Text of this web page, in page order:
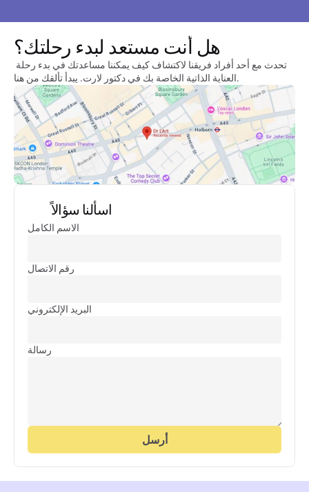
هل أنت مستعد لبدء رحلتك؟
العناية الذاتية الخاصة بك في دكتور لارت. يبدأ تألقك من هنا.
اسألنا سؤالاً
الاسم الكامل
رقم الاتصال
البريد الإلكتروني
رسالة
أرسل